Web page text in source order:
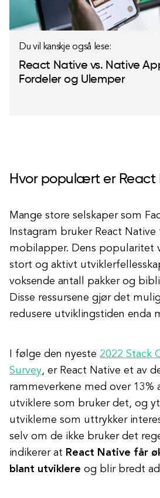
Du vil kanskje også lese:
React Native vs. Native
Fordeler og Ulemper
Hvor populært er React
Mange store selskaper som
Instagram bruker React
mobilapper. Dens popularitet
stort og aktivt
voksende antall pakker og
Disse ressursene gjør det
redusere utviklingstiden enda
I følge den nyeste 2022 Stack
Survey, er React Native et av
rammeverkene med over 13%
utviklere som bruker det, og
utviklerne som uttrykker
selv om de ikke bruker det
indikerer at React Native får
blant utviklere og blir bredt